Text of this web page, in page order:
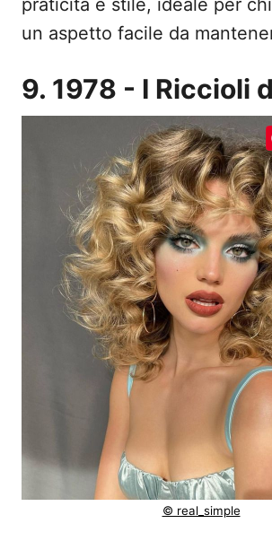
un aspetto facile da
9. 1978 - I Riccioli
© real_simple